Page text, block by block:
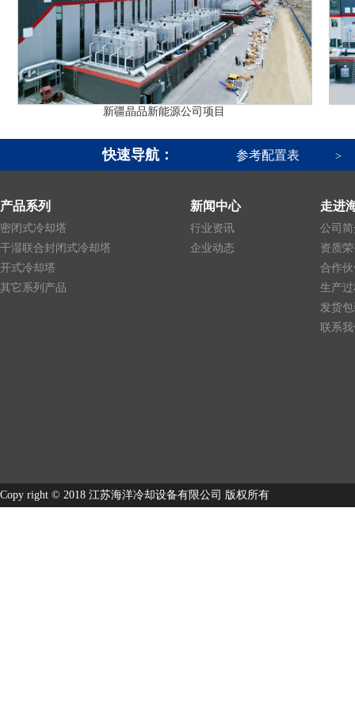
新疆晶品新能源公司项目
快速导航： 参考配置表 >
产品系列
密闭式冷却塔
干湿联合封闭式冷却塔
开式冷却塔
其它系列产品
新闻中心
行业资讯
企业动态
走进
公司
资质
合作
生产
发货
联系
Copy right © 2018 江苏海洋冷却设备有限公司 版权所有